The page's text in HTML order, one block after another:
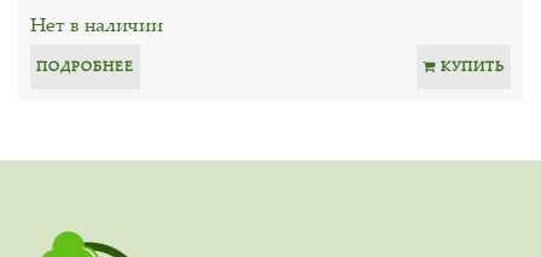
Нет в наличии
ПОДРОБНЕЕ КУПИТЬ